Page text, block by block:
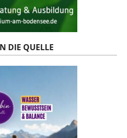
DIE QUELLE